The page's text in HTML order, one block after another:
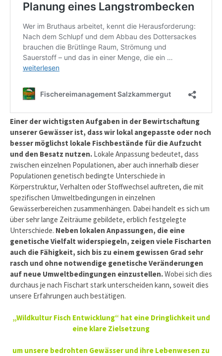
Einer der wichtigsten Aufgaben in der Bewirtschaftung
unserer Gewässer ist, dass wir lokal angepasste oder noch
besser möglichst lokale Fischbestände für die Aufzucht
und den Besatz nutzen. Lokale Anpassung bedeutet, dass
zwischen einzelnen Populationen, aber auch innerhalb dieser
Populationen genetisch bedingte Unterschiede in
Körperstruktur, Verhalten oder Stoffwechsel auftreten, die mit
spezifischen Umweltbedingungen in einzelnen
Gewässerbereichen zusammenhängen. Dabei handelt es sich um
über sehr lange Zeiträume gebildete, erblich festgelegte
Unterschiede. Neben lokalen Anpassungen, die eine
genetische Vielfalt widerspiegeln, zeigen viele Fischarten
auch die Fähigkeit, sich bis zu einem gewissen Grad sehr
rasch und ohne notwendige genetische Veränderungen
auf neue Umweltbedingungen einzustellen.Wobei sich dies
durchaus je nach Fischart stark unterscheiden kann, soweit dies
unsere Erfahrungen auch bestätigen.
„Wildkultur Fisch Entwicklung“ hat eine Dringlichkeit und
eine klare Zielsetzung
um unsere bedrohten Gewässer und ihre Lebenwesen zu